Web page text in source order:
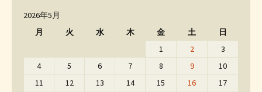
2026年5月
月
火 水 木 金 土 日
1 2
3
4
5 6 7 8 9
10
11
12 13 14 15 16
17